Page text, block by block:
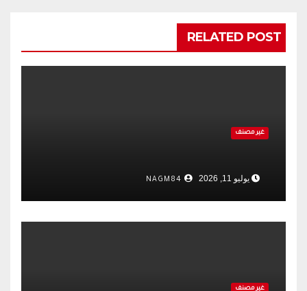
RELATED POST
غير مصنف
يوليو 11, 2026
غير مصنف